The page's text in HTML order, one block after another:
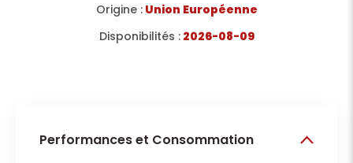
Origine :Union Européenne
Disponibilités :2026-08-09
Performances et Consommation